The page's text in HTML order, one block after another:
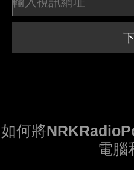
如何將
電腦